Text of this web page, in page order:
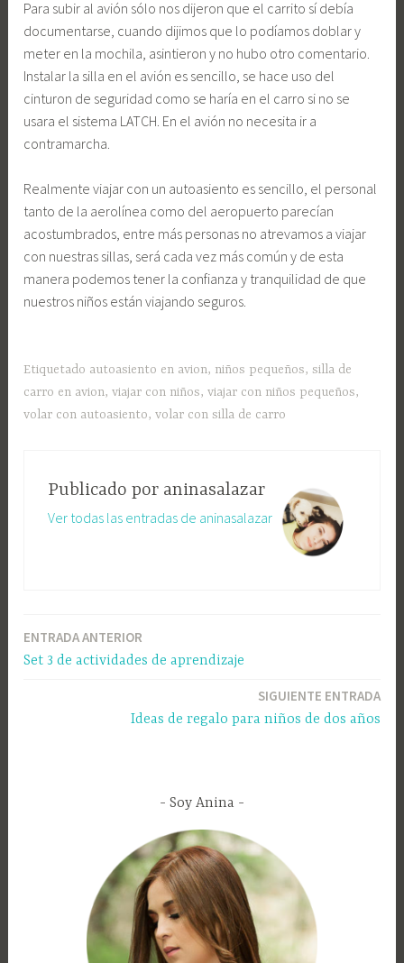
Para subir al avión sólo nos dijeron que el carrito sí debía
documentarse, cuando dijimos que lo podíamos doblar y
meter en la mochila, asintieron y no hubo otro comentario.
Instalar la silla en el avión es sencillo, se hace uso del
cinturon de seguridad como se haría en el carro si no se
usara el sistema LATCH. En el avión no necesita ir a
contramarcha.
Realmente viajar con un autoasiento es sencillo, el personal
tanto de la aerolínea como del aeropuerto parecían
acostumbrados, entre más personas no atrevamos a viajar
con nuestras sillas, será cada vez más común y de esta
manera podemos tener la confianza y tranquilidad de que
nuestros niños están viajando seguros.
Etiquetado autoasiento en avion, niños pequeños,silla de
carro en avion,viajar con niños,viajar con niños pequeños,
volar con autoasiento,volar con silla de carro
Publicado por aninasalazar
Ver todas las entradas de aninasalazar
ENTRADA ANTERIOR
Set 3 de actividades de aprendizaje
SIGUIENTE ENTRADA
Ideas de regalo para niños de dos años
Soy Anina